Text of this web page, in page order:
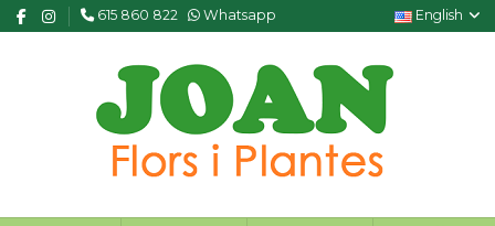
615 860 822 Whatsapp English